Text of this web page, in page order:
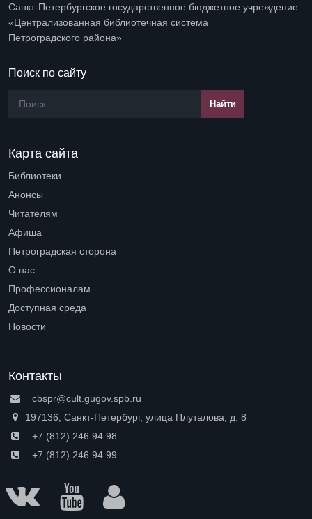
Санкт-Петербургское государственное бюджетное учреждение
«Централизованная библиотечная система
Петроградского района»
Поиск по сайту
Карта сайта
Библиотеки
Анонсы
Читателям
Афиша
Петроградская сторона
О нас
Профессионалам
Доступная среда
Новости
Контакты
cbspr@cult.gugov.spb.ru
197136, Санкт-Петербург, улица Плуталова, д. 8
+7 (812) 246 94 98
+7 (812) 246 94 99